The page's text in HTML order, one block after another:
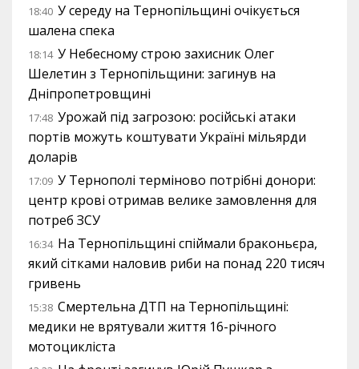
18:40 У середу на Тернопільщині очікується
шалена спека
18:14 У Небесному строю захисник Олег
Шелетин з Тернопільщини: загинув на
Дніпропетровщині
17:48 Урожай під загрозою: російські атаки
портів можуть коштувати Україні мільярди
доларів
17:09 У Тернополі терміново потрібні донори:
центр крові отримав велике замовлення для
потреб ЗСУ
16:34 На Тернопільщині спіймали браконьєра,
який сітками наловив риби на понад 220 тисяч
гривень
15:38 Смертельна ДТП на Тернопільщині:
медики не врятували життя 16-річного
мотоцикліста